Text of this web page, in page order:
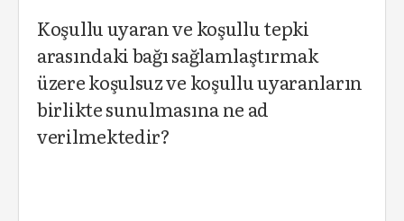
Koşullu uyaran ve koşullu tepki
arasındaki bağı sağlamlaştırmak
üzere koşulsuz ve koşullu uyaranların
birlikte sunulmasına ne ad
verilmektedir?